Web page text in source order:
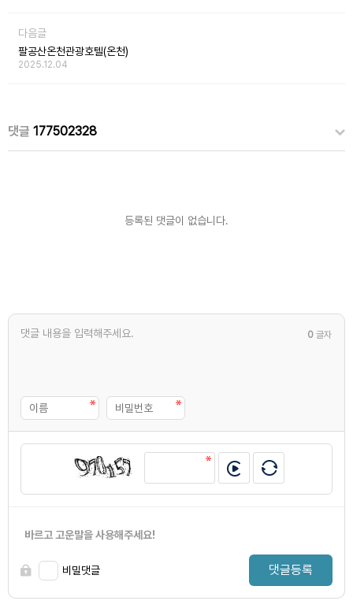
다음글
팔공산온천관광호텔(온천)
2025.12.04
댓글 177502328
등록된 댓글이 없습니다.
0 글자
바르고 고운말을 사용해주세요!
비밀댓글 댓글등록